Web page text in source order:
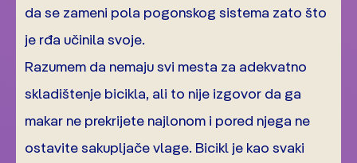
da se zameni pola pogonskog sistema zato što
je rđa učinila svoje.
Razumem da nemaju svi mesta za adekvatno
skladištenje bicikla, ali to nije izgovor da ga
makar ne prekrijete najlonom i pored njega ne
ostavite sakupljače vlage. Bicikl je kao svaki